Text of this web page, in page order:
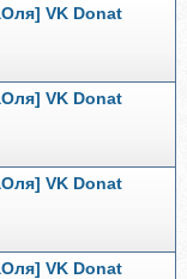
VK Donat
VK Donat
VK Donat
VK Donat